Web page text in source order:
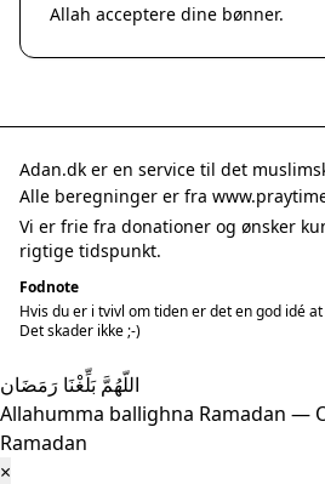
Allah acceptere dine bønner.
Adan.dk er en service til det
Alle beregninger er fra
Vi er frie fra donationer og ønsker
rigtige tidspunkt.
Fodnote
Hvis du er i tvivl om tiden er det en god idé
Det skader ikke ;-)
اللّهُمَّ بَلِّغْنَا رَمَضَان
Allahumma ballighna Ramadan —
Ramadan
×